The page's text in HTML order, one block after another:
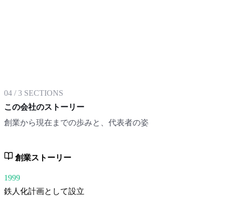
04 /3 SECTIONS
この会社のストーリー
創業から現在までの歩みと、代表者の姿
創業ストーリー
1999
鉄人化計画として設立